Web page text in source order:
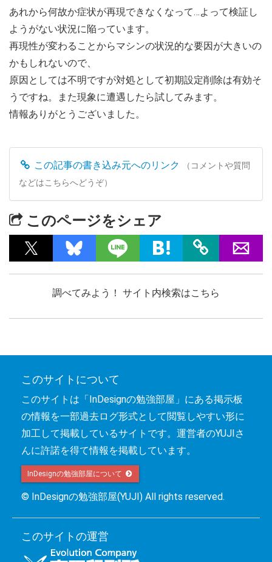
あれから何故か症状が再現できなくなって…よって検証し
ようがない状況に陥っています。
再現性が変わることからマシンの状況的な要因が大きいの
かもしれないので、
原因としては不明ですが対処として初期設定削除は有効そ
うですね。また現象に遭遇したら試してみます。
情報ありがとうございました。
この記事の書き込み元へのリンク
（コメントや質問
などはこちらへどうぞ）
このページをシェア
調べてみよう！ サイト内検索はこちら
このサイトについて
このサイトは「InDesignの勉強部屋」にある掲示板
の情報を一部過去ログ形式として閲覧しやすい形に
加工して掲載しているサイトです。運営者のYUJIさ
んに許諾を得て情報を掲載しています。
InDesignの勉強部屋について
© InDesignの勉強部屋(YUJI) All rights reserved.
このサイトの運営